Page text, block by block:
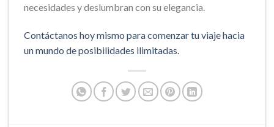
necesidades y deslumbran con su elegancia.
Contáctanos hoy mismo para comenzar tu viaje hacia
un mundo de posibilidades ilimitadas.